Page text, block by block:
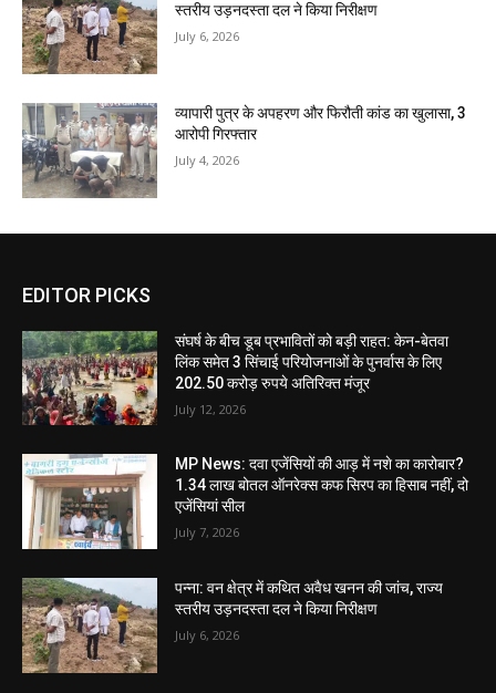
स्तरीय उड़नदस्ता दल ने किया निरीक्षण
July 6, 2026
व्यापारी पुत्र के अपहरण और फिरौती कांड का खुलासा, 3
आरोपी गिरफ्तार
July 4, 2026
EDITOR PICKS
संघर्ष के बीच डूब प्रभावितों को बड़ी राहत: केन-बेतवा
लिंक समेत 3 सिंचाई परियोजनाओं के पुनर्वास के लिए
202.50 करोड़ रुपये अतिरिक्त मंजूर
July 12, 2026
MP News: दवा एजेंसियों की आड़ में नशे का कारोबार?
1.34 लाख बोतल ऑनरेक्स कफ सिरप का हिसाब नहीं, दो
एजेंसियां सील
July 7, 2026
पन्ना: वन क्षेत्र में कथित अवैध खनन की जांच, राज्य
स्तरीय उड़नदस्ता दल ने किया निरीक्षण
July 6, 2026